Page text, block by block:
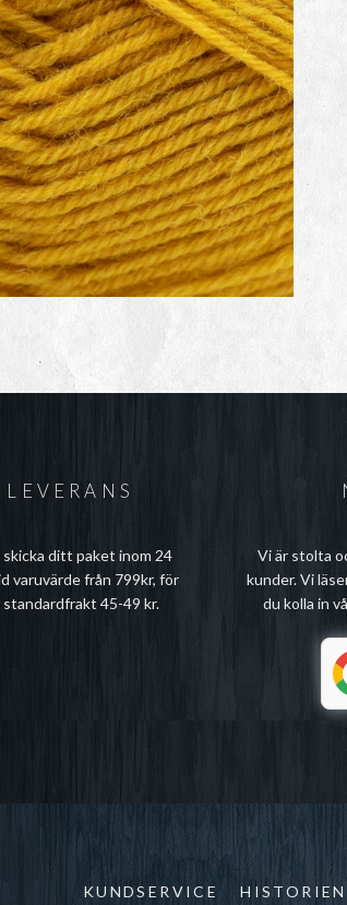
ditt paket inom 24
varuvärde från 799kr, för
45-49 kr.
Vi är stolta
kunder. Vi
du kolla in
KUNDSERVICE